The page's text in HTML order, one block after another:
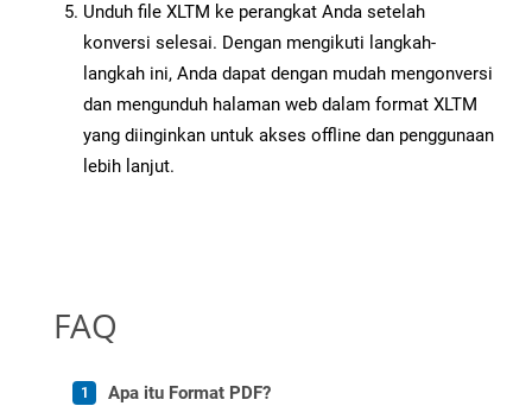
Unduh file XLTM ke perangkat Anda setelah
konversi selesai. Dengan mengikuti langkah-
langkah ini, Anda dapat dengan mudah mengonversi
dan mengunduh halaman web dalam format XLTM
yang diinginkan untuk akses offline dan penggunaan
lebih lanjut.
FAQ
Apa itu Format PDF?